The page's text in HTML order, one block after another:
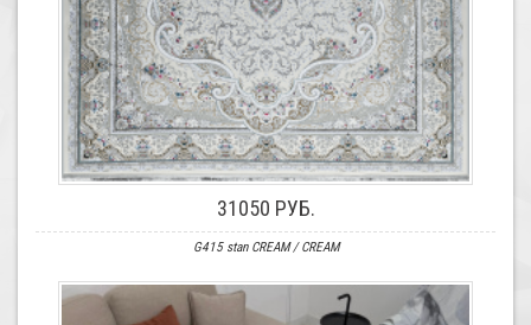
31050 РУБ.
G415 stan CREAM / CREAM